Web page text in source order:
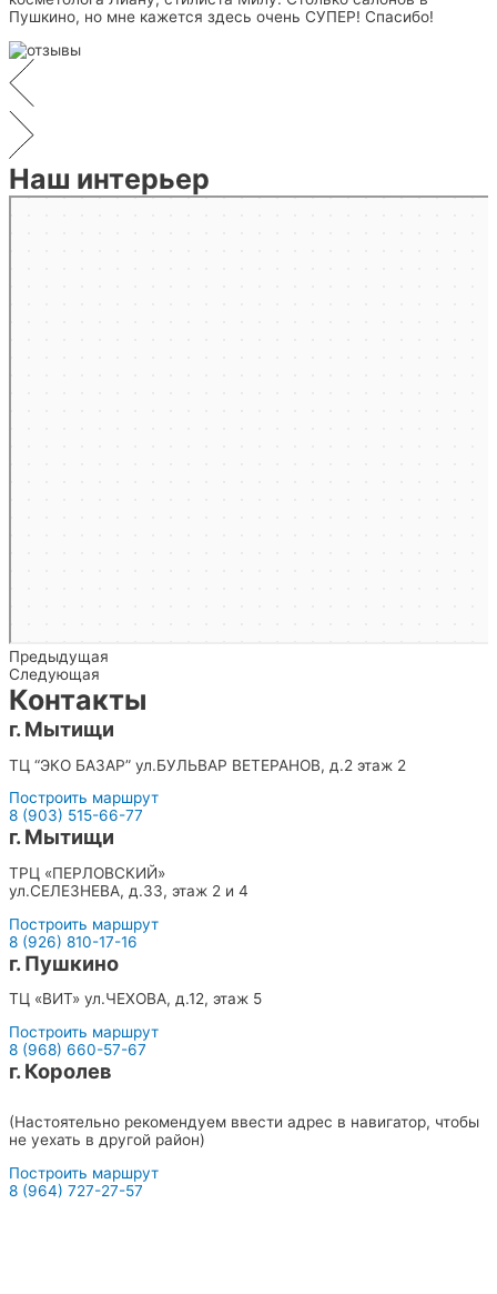
Пушкино, но мне кажется здесь очень СУПЕР! Спасибо!
Наш интерьер
Предыдущая
Следующая
Контакты
г. Мытищи
ТЦ “ЭКО БАЗАР” ул.БУЛЬВАР ВЕТЕРАНОВ, д.2 этаж 2
Построить маршрут
8 (903) 515-66-77
г. Мытищи
ТРЦ «ПЕРЛОВСКИЙ»
ул.СЕЛЕЗНЕВА, д.33, этаж 2 и 4
Построить маршрут
8 (926) 810-17-16
г. Пушкино
ТЦ «ВИТ» ул.ЧЕХОВА, д.12, этаж 5
Построить маршрут
8 (968) 660-57-67
г. Королев
(Настоятельно рекомендуем ввести адрес в навигатор, чтобы
не уехать в другой район)
Построить маршрут
8 (964) 727-27-57